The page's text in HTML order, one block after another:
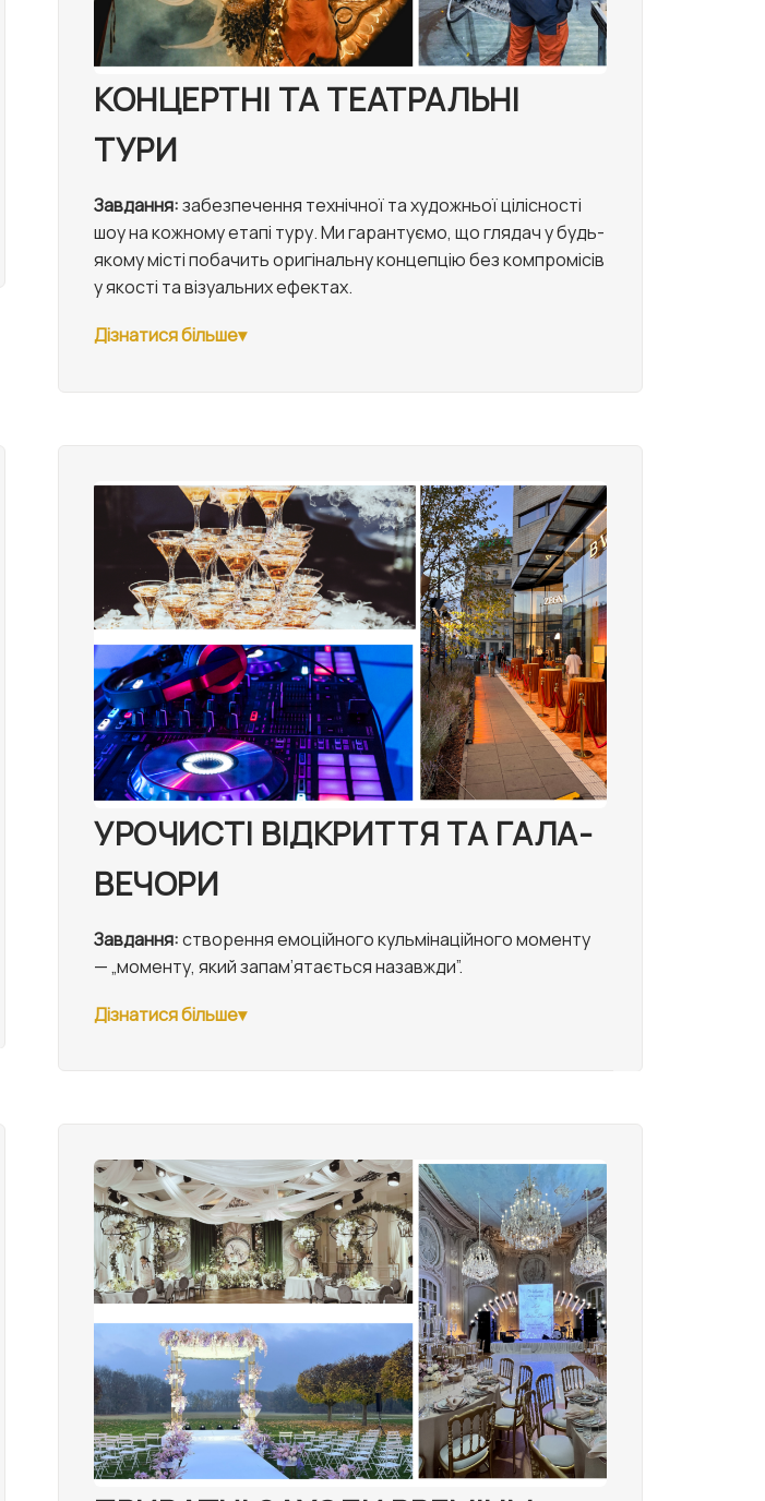
КОНЦЕРТНІ ТА ТЕАТРАЛЬНІ
ТУРИ
Завдання:забезпечення технічної та художньої цілісності
шоу на кожному етапі туру. Ми гарантуємо, що глядач у будь-
якому місті побачить оригінальну концепцію без компромісів
у якості та візуальних ефектах.
Дізнатися більше
УРОЧИСТІ ВІДКРИТТЯ ТА ГАЛА-
ВЕЧОРИ
Завдання:створення емоційного кульмінаційного моменту
— „моменту, який запам’ятається назавжди”.
Дізнатися більше